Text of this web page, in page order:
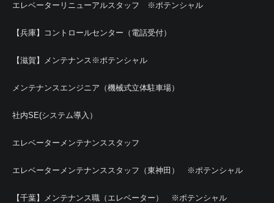
エレベーターリニューアルスタッフ ※ポテンシャル
【兵庫】コントロールセンター（電話受付）
【滋賀】メンテナンス※ポテンシャル
メンテナンスエンジニア（機械式立体駐車場）
社内SE(システム導入）
エレベーターメンテナンススタッフ
エレベーターメンテナンススタッフ（東神田） ※ポテンシャル
【千葉】メンテナンス職（エレベーター） ※ポテンシャル